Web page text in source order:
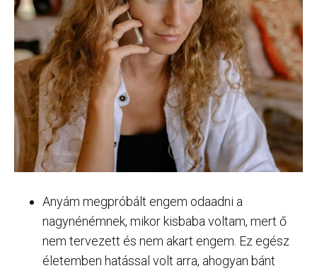
Anyám megpróbált engem odaadni a
nagynénémnek, mikor kisbaba voltam, mert ő
nem tervezett és nem akart engem. Ez egész
életemben hatással volt arra, ahogyan bánt